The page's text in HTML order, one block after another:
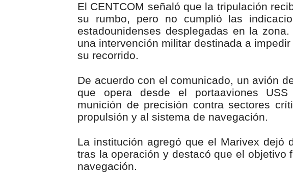
El CENTCOM señaló que la tripulación
su rumbo, pero no cumplió las
estadounidenses desplegadas en la
una intervención militar destinada a
su recorrido.
De acuerdo con el comunicado, un avión
que opera desde el portaaviones
munición de precisión contra sectores
propulsión y al sistema de navegación.
La institución agregó que el Marivex dejó
tras la operación y destacó que el objetivo
navegación.